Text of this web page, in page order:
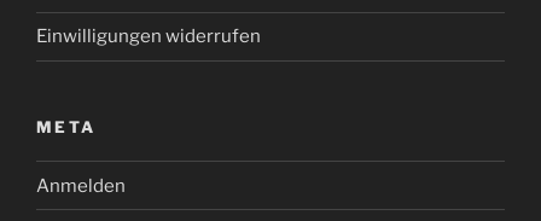
Einwilligungen widerrufen
META
Anmelden